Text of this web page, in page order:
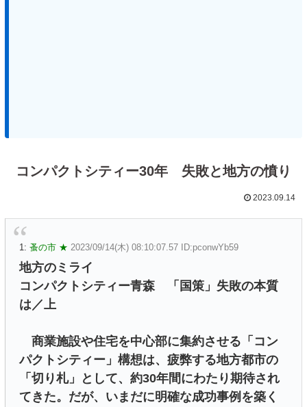
コンパクトシティー30年 失敗と地方の憤り
2023.09.14
1: 蚤の市 ★ 2023/09/14(木) 08:10:07.57 ID:pconwYb59
地方のミライ
コンパクトシティー青森 「国策」失敗の本質
は／上
商業施設や住宅を中心部に集約させる「コン
パクトシティー」構想は、疲弊する地方都市の
「切り札」として、約30年間にわたり期待され
てきた。だが、いまだに明確な成功事例を築く